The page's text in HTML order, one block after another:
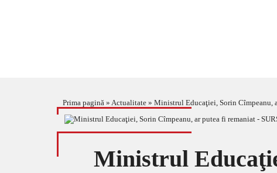
Prima pagină » Actualitate » Ministrul Educaţiei, Sorin Cîmpeanu,
Ministrul